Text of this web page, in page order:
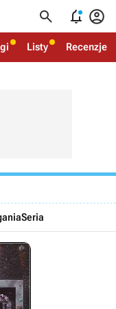
  
Listy Recenzje
Seria